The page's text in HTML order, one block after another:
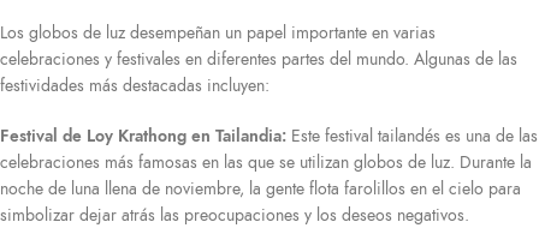
Los globos de luz desempeñan un papel importante en varias
celebraciones y festivales en diferentes partes del mundo. Algunas de las
festividades más destacadas incluyen:
Festival de Loy Krathong en Tailandia: Este festival tailandés es una de las
celebraciones más famosas en las que se utilizan globos de luz. Durante la
noche de luna llena de noviembre, la gente flota farolillos en el cielo para
simbolizar dejar atrás las preocupaciones y los deseos negativos.